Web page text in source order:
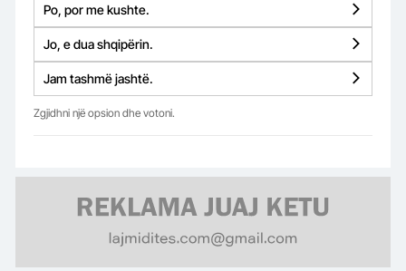
Po, por me kushte.
Jo, e dua shqipërin.
Jam tashmë jashtë.
Zgjidhni një opsion dhe votoni.